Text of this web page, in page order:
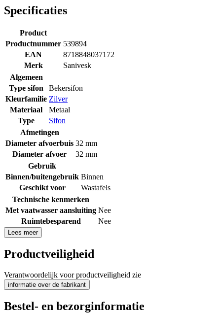
Specificaties
Product
Productnummer 539894
EAN
8718848037172
Merk
Sanivesk
Algemeen
Type sifon
Bekersifon
Kleurfamilie Zilver
Materiaal
Metaal
Type
Sifon
Afmetingen
Diameter afvoerbuis 32 mm
Diameter afvoer
32 mm
Gebruik
Binnen/buitengebruik Binnen
Geschikt voor
Wastafels
Technische kenmerken
Met vaatwasser aansluiting Nee
Ruimtebesparend
Nee
Lees meer
Productveiligheid
Verantwoordelijk voor productveiligheid zie
informatie over de fabrikant
Bestel- en bezorginformatie